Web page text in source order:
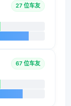
27 位车友
67 位车友